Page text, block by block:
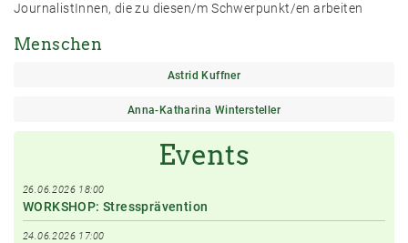
JournalistInnen, die zu diesen/m Schwerpunkt/en arbeiten
Menschen
Astrid Kuffner
Anna-Katharina Wintersteller
Events
26.06.2026 18:00
WORKSHOP: Stressprävention
24.06.2026 17:00